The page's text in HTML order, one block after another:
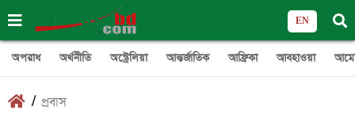
EN
অপরাধ অর্থনীতি অস্ট্রেলিয়া আন্তর্জাতিক আফ্রিকা আবহাওয়া
/ প্রবাস